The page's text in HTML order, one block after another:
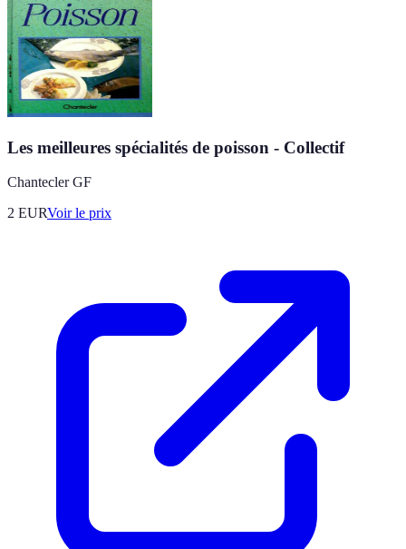
Les meilleures spécialités de poisson - Collectif
Chantecler GF
2 EURVoir le prix